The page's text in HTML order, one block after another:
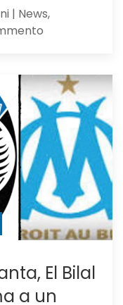
| News,
Asllani
dell’Inter
a
centrocampo
El Bilal
a un